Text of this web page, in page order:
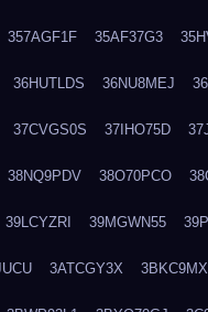
357AGF1F 35AF37G3
36HUTLDS 36NU8MEJ
37CVGS0S 37IHO75D
38NQ9PDV 38O70PCO
39LCYZRI 39MGWN55
3ATCGY3X